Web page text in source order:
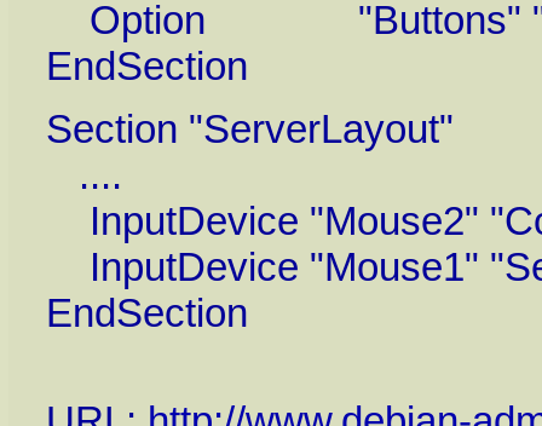
Option "Buttons"
EndSection
Section "ServerLayout"
....
InputDevice "Mouse2"
InputDevice "Mouse1"
EndSection